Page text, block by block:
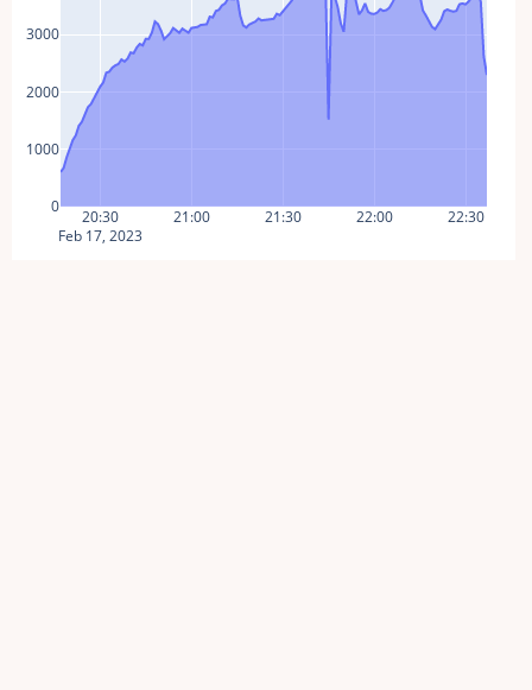
20:30
Feb 17, 2023
21:00 21:30 22:00 22:30
0
1000
2000
3000